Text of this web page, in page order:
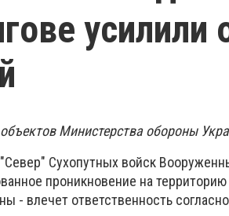
усилили
Министерства обороны
Сухопутных войск
проникновение на
- влечет ответственность